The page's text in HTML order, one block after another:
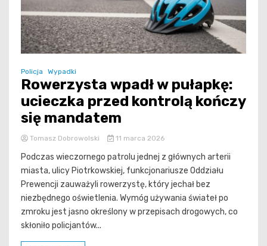
Policja Wypadki
Rowerzysta wpadł w pułapkę:
ucieczka przed kontrolą kończy
się mandatem
Tomasz Dobrowolski 11 marca 2026
Podczas wieczornego patrolu jednej z głównych arterii
miasta, ulicy Piotrkowskiej, funkcjonariusze Oddziału
Prewencji zauważyli rowerzystę, który jechał bez
niezbędnego oświetlenia. Wymóg używania świateł po
zmroku jest jasno określony w przepisach drogowych, co
skłoniło policjantów...